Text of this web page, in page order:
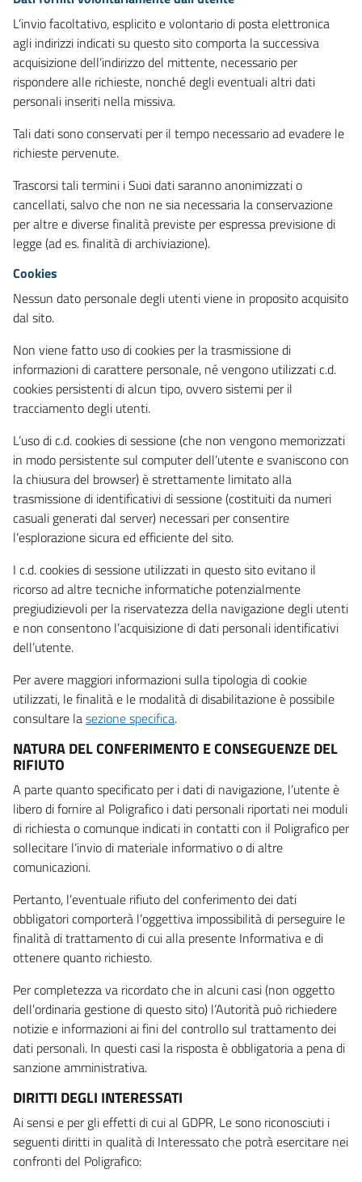
L’invio facoltativo, esplicito e volontario di posta elettronica
agli indirizzi indicati su questo sito comporta la successiva
acquisizione dell’indirizzo del mittente, necessario per
rispondere alle richieste, nonché degli eventuali altri dati
personali inseriti nella missiva.
Tali dati sono conservati per il tempo necessario ad evadere le
richieste pervenute.
Trascorsi tali termini i Suoi dati saranno anonimizzati o
cancellati, salvo che non ne sia necessaria la conservazione
per altre e diverse finalità previste per espressa previsione di
legge (ad es. finalità di archiviazione).
Cookies
Nessun dato personale degli utenti viene in proposito acquisito
dal sito.
Non viene fatto uso di cookies per la trasmissione di
informazioni di carattere personale, né vengono utilizzati c.d.
cookies persistenti di alcun tipo, ovvero sistemi per il
tracciamento degli utenti.
L’uso di c.d. cookies di sessione (che non vengono memorizzati
in modo persistente sul computer dell’utente e svaniscono con
la chiusura del browser) è strettamente limitato alla
trasmissione di identificativi di sessione (costituiti da numeri
casuali generati dal server) necessari per consentire
l’esplorazione sicura ed efficiente del sito.
I c.d. cookies di sessione utilizzati in questo sito evitano il
ricorso ad altre tecniche informatiche potenzialmente
pregiudizievoli per la riservatezza della navigazione degli utenti
e non consentono l’acquisizione di dati personali identificativi
dell’utente.
Per avere maggiori informazioni sulla tipologia di cookie
utilizzati, le finalità e le modalità di disabilitazione è possibile
consultare lasezione specifica.
NATURA DEL CONFERIMENTO E CONSEGUENZE DEL
RIFIUTO
A parte quanto specificato per i dati di navigazione, l’utente è
libero di fornire al Poligrafico i dati personali riportati nei moduli
di richiesta o comunque indicati in contatti con il Poligrafico per
sollecitare l’invio di materiale informativo o di altre
comunicazioni.
Pertanto, l’eventuale rifiuto del conferimento dei dati
obbligatori comporterà l’oggettiva impossibilità di perseguire le
finalità di trattamento di cui alla presente Informativa e di
ottenere quanto richiesto.
Per completezza va ricordato che in alcuni casi (non oggetto
dell’ordinaria gestione di questo sito) l’Autorità può richiedere
notizie e informazioni ai fini del controllo sul trattamento dei
dati personali. In questi casi la risposta è obbligatoria a pena di
sanzione amministrativa.
DIRITTI DEGLI INTERESSATI
Ai sensi e per gli effetti di cui al GDPR, Le sono riconosciuti i
seguenti diritti in qualità di Interessato che potrà esercitare nei
confronti del Poligrafico: